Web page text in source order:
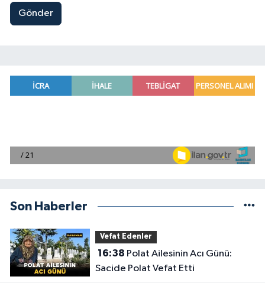
Gönder
Son Haberler
Vefat Edenler
16:38
Sacide Polat Vefat Etti